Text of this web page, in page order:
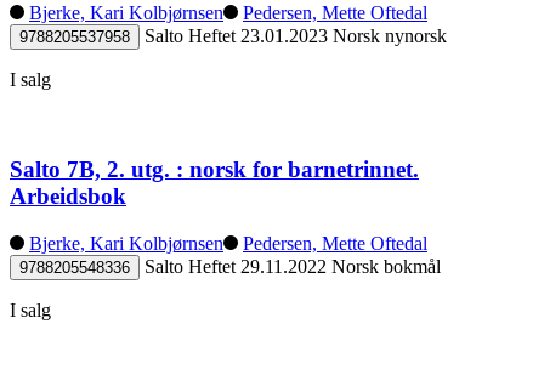
Bjerke, Kari Kolbjørnsen Pedersen, Mette Oftedal
9788205537958 Salto Heftet 23.01.2023 Norsk nynorsk
I salg
Salto 7B, 2. utg. : norsk for barnetrinnet.
Arbeidsbok
Bjerke, Kari Kolbjørnsen Pedersen, Mette Oftedal
9788205548336 Salto Heftet 29.11.2022 Norsk bokmål
I salg